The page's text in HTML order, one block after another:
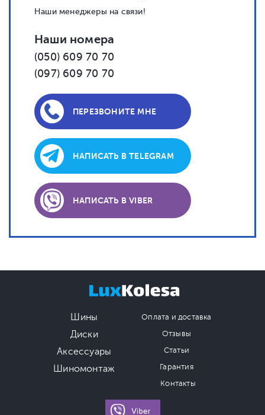
Наши менеджеры на связи!
Наши номера
(050) 609 70 70
(097) 609 70 70
ПЕРЕЗВОНИТЕ МНЕ
НАПИСАТЬ В TELEGRAM
НАПИСАТЬ В VIBER
Шины
Диски
Аксессуары
Шиномонтаж
Оплата и доставка
Отзывы
Статьи
Гарантия
Контакты